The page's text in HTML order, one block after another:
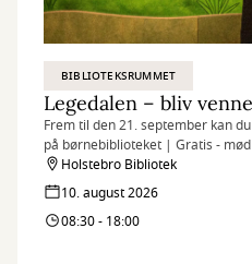
BIBLIOTEKSRUMMET
Legedalen – bliv
Frem til den 21. september kan
på børnebiblioteket | Gratis -
Holstebro Bibliotek
10. august 2026
08:30 - 18:00